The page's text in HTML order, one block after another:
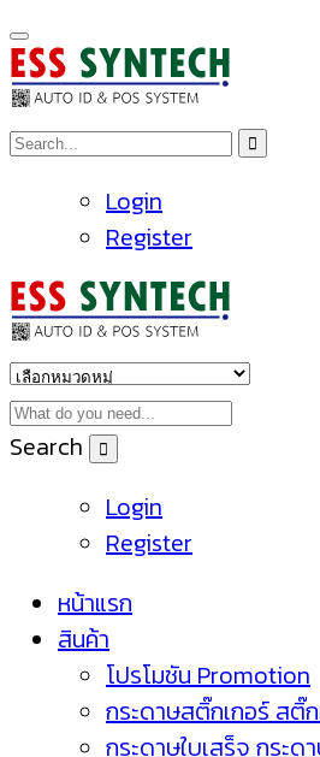
Login
Register
Search
Login
Register
หน้าแรก
สินค้า
โปรโมชัน Promotion
กระดาษสติ๊กเกอร์ สติ๊
กระดาษใบเสร็จ กระด